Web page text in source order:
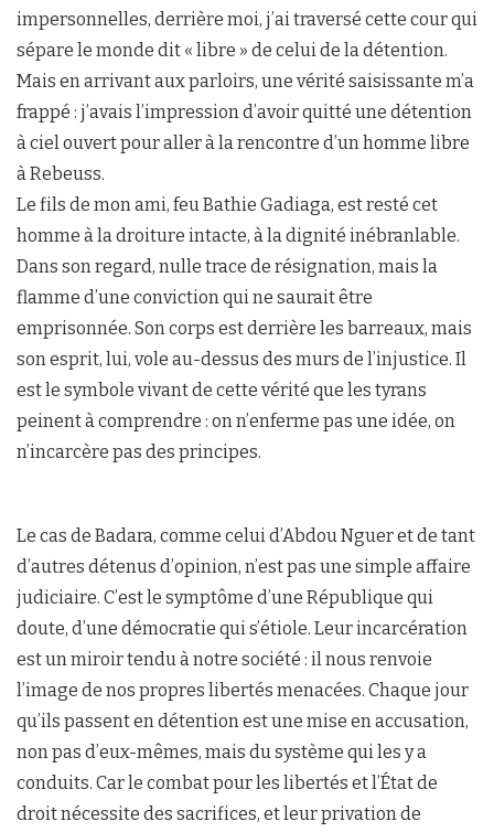
impersonnelles, derrière moi, j’ai traversé cette cour qui
sépare le monde dit « libre » de celui de la détention.
Mais en arrivant aux parloirs, une vérité saisissante m’a
frappé : j’avais l’impression d’avoir quitté une détention
à ciel ouvert pour aller à la rencontre d’un homme libre
à Rebeuss.
Le fils de mon ami, feu Bathie Gadiaga, est resté cet
homme à la droiture intacte, à la dignité inébranlable.
Dans son regard, nulle trace de résignation, mais la
flamme d’une conviction qui ne saurait être
emprisonnée. Son corps est derrière les barreaux, mais
son esprit, lui, vole au-dessus des murs de l’injustice. Il
est le symbole vivant de cette vérité que les tyrans
peinent à comprendre : on n’enferme pas une idée, on
n’incarcère pas des principes.
Le cas de Badara, comme celui d’Abdou Nguer et de tant
d’autres détenus d’opinion, n’est pas une simple affaire
judiciaire. C’est le symptôme d’une République qui
doute, d’une démocratie qui s’étiole. Leur incarcération
est un miroir tendu à notre société : il nous renvoie
l’image de nos propres libertés menacées. Chaque jour
qu’ils passent en détention est une mise en accusation,
non pas d’eux-mêmes, mais du système qui les y a
conduits. Car le combat pour les libertés et l’État de
droit nécessite des sacrifices, et leur privation de